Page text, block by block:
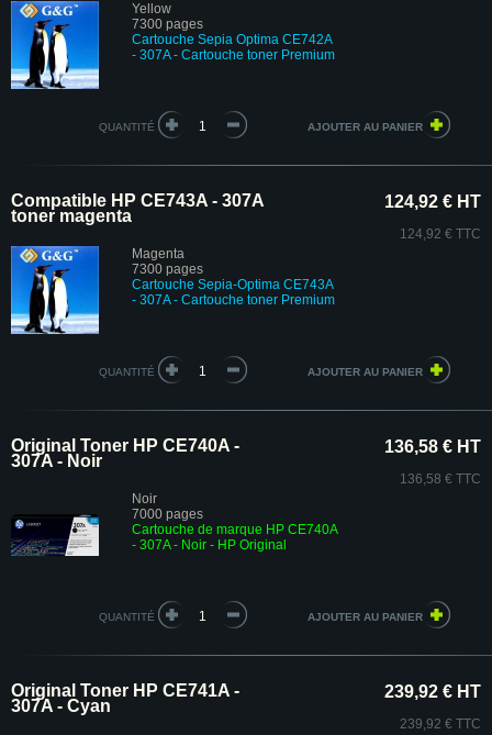
Yellow
7300 pages
Cartouche Sepia Optima CE742A
- 307A - Cartouche toner Premium
QUANTITÉ
Compatible HP CE743A - 307A
toner magenta
Magenta
7300 pages
Cartouche Sepia-Optima CE743A
- 307A - Cartouche toner Premium
124,92 € HT
124,92 € TTC
QUANTITÉ
Original Toner HP CE740A -
307A - Noir
Noir
7000 pages
Cartouche de marque HP CE740A
- 307A - Noir - HP Original
136,58 € HT
136,58 € TTC
QUANTITÉ
Original Toner HP CE741A -
307A - Cyan
239,92 € HT
239,92 € TTC